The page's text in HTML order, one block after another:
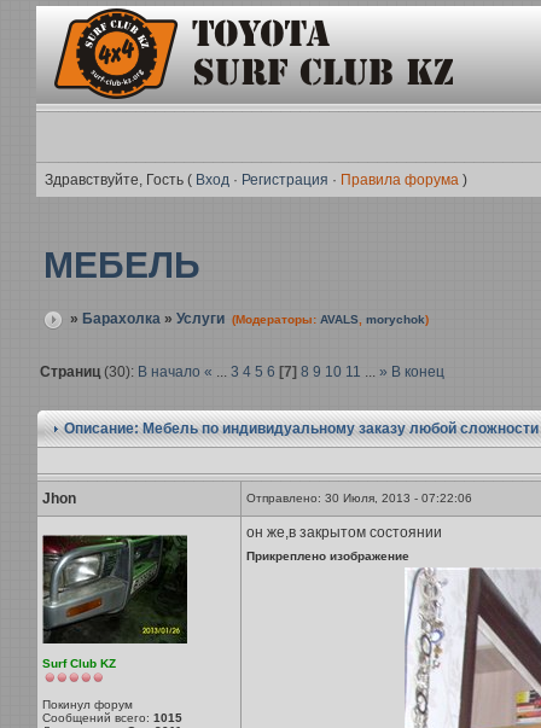
Здравствуйте, Гость ( Вход· Регистрация · Правила форума)
МЕБЕЛЬ
» Барахолка» Услуги (Модераторы: AVALS, morychok)
Страниц(30): В начало « ... 3 4 5 6 [7] 8 9 10 11 ... » В конец
Описание: Мебель по индивидуальному заказу любой сложности
Jhon Отправлено: 30 Июля, 2013 - 07:22:06
Surf Club KZ
Покинул форум
Сообщений всего: 1015
он же,в закрытом состоянии
Прикреплено изображение